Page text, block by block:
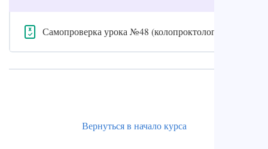
Самопроверка урока №48 (колопроктология)
Вернуться в начало курса